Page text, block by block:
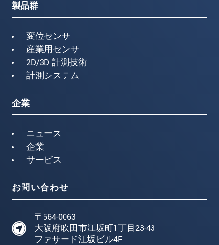
製品群
変位センサ
産業用センサ
2D/3D 計測技術
計測システム
企業
ニュース
企業
サービス
お問い合わせ
〒564-0063
大阪府吹田市江坂町1丁目23-43
ファサード江坂ビル4F